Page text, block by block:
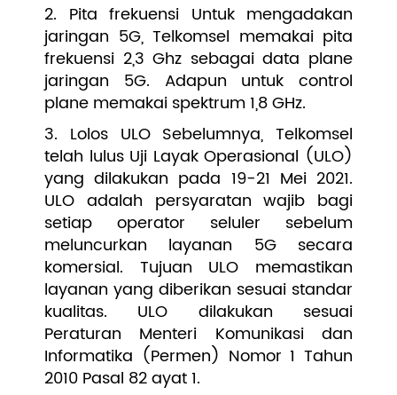
2. Pita frekuensi Untuk mengadakan
jaringan 5G, Telkomsel memakai pita
frekuensi 2,3 Ghz sebagai data plane
jaringan 5G. Adapun untuk control
plane memakai spektrum 1,8 GHz.
3. Lolos ULO Sebelumnya, Telkomsel
telah lulus Uji Layak Operasional (ULO)
yang dilakukan pada 19-21 Mei 2021.
ULO adalah persyaratan wajib bagi
setiap operator seluler sebelum
meluncurkan layanan 5G secara
komersial. Tujuan ULO memastikan
layanan yang diberikan sesuai standar
kualitas. ULO dilakukan sesuai
Peraturan Menteri Komunikasi dan
Informatika (Permen) Nomor 1 Tahun
2010 Pasal 82 ayat 1.